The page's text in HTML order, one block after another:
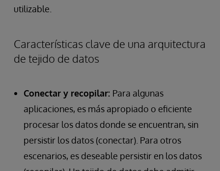
utilizable.
Características clave de una arquitectura
de tejido de datos
Conectar y recopilar: Para algunas
aplicaciones, es más apropiado o eficiente
procesar los datos donde se encuentran, sin
persistir los datos (conectar). Para otros
escenarios, es deseable persistir en los datos